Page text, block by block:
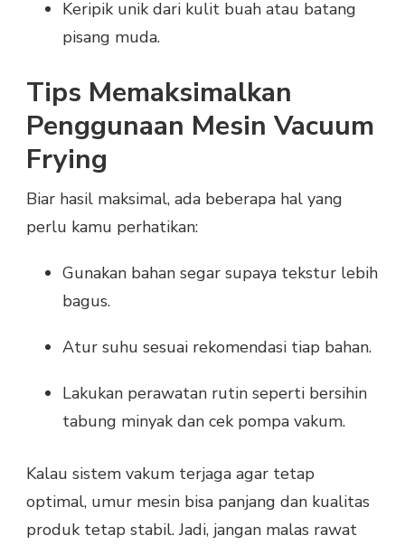
Keripik unik dari kulit buah atau batang
pisang muda.
Tips Memaksimalkan
Penggunaan Mesin Vacuum
Frying
Biar hasil maksimal, ada beberapa hal yang
perlu kamu perhatikan:
Gunakan bahan segar supaya tekstur lebih
bagus.
Atur suhu sesuai rekomendasi tiap bahan.
Lakukan perawatan rutin seperti bersihin
tabung minyak dan cek pompa vakum.
Kalau sistem vakum terjaga agar tetap
optimal, umur mesin bisa panjang dan kualitas
produk tetap stabil. Jadi, jangan malas rawat